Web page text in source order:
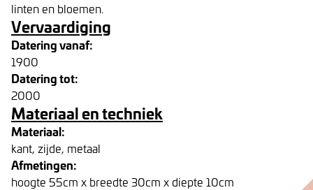
linten en bloemen.
Vervaardiging
Datering vanaf:
1900
Datering tot:
2000
Materiaal en techniek
Materiaal:
kant, zijde, metaal
Afmetingen:
hoogte 55cm x breedte 30cm x diepte 10cm